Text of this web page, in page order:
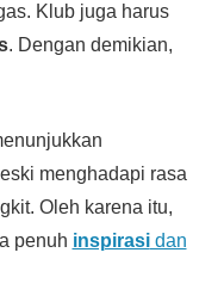
Klub juga harus
. Dengan demikian,
menghadapi rasa
Oleh karena itu,
penuh inspirasidan